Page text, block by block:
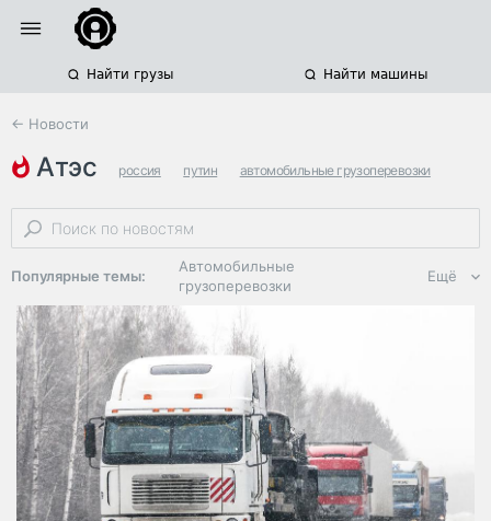
Найти грузы Найти машины
← Новости
атэс россия путин автомобильные грузоперевозки
Популярные темы:
Автомобильные
грузоперевозки
Региональная
логистика
ЭДО, ИТ в
логистике
Дороги,
инфраструктура
Логистика, грузы
Ещё